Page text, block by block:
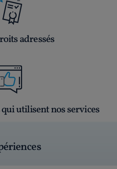
adressés
utilisent nos services